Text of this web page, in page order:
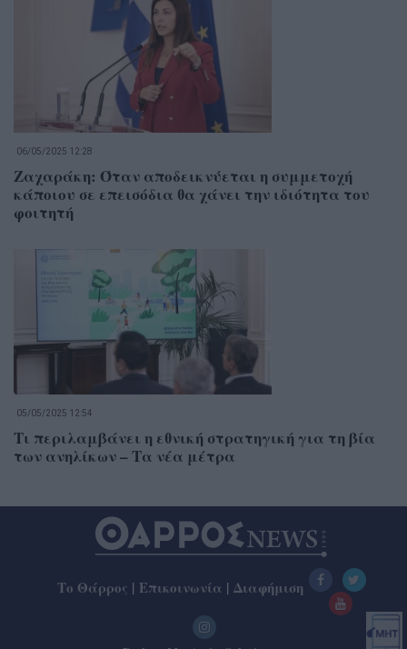
06/05/2025 12:28
Ζαχαράκη: Όταν αποδεικνύεται η συμμετοχή
κάποιου σε επεισόδια θα χάνει την ιδιότητα του
φοιτητή
05/05/2025 12:54
Τι περιλαμβάνει η εθνική στρατηγική για τη βία
των ανηλίκων – Τα νέα μέτρα
Το Θάρρος | Επικοινωνία | Διαφήμιση